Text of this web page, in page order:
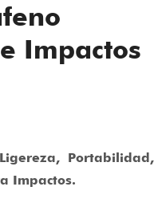
Impactos
Portabilidad,
Impactos.